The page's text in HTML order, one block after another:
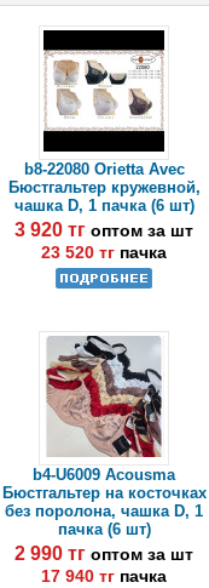
b8-22080 Orietta Avec
Бюстгальтер кружевной,
чашка D, 1 пачка (6 шт)
3 920 тгоптом за шт
23 520 тг пачка
b4-U6009 Acousma
Бюстгальтер на косточках
без поролона, чашка D, 1
пачка (6 шт)
2 990 тгоптом за шт
17 940 тг пачка